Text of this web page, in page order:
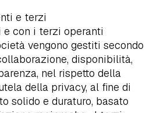
e terzi
con i terzi operanti
vengono gestiti secondo
disponibilità,
nel rispetto della
della privacy, al fine di
solido e duraturo, basato